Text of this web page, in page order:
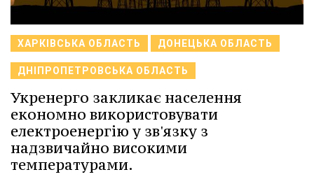
ХАРКІВСЬКА ОБЛАСТЬ ДОНЕЦЬКА ОБЛАСТЬ
ДНІПРОПЕТРОВСЬКА ОБЛАСТЬ
Укренерго закликає населення
економно використовувати
електроенергію у зв'язку з
надзвичайно високими
температурами.